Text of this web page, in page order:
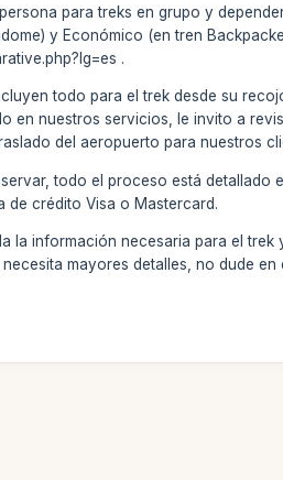
para treks en grupo y
y Económico (en tren
.
todo para el trek desde su
en nuestros servicios, le invito a
del aeropuerto para nuestros
todo el proceso está detallado
de crédito Visa o Mastercard.
la información necesaria para el
mayores detalles, no dude